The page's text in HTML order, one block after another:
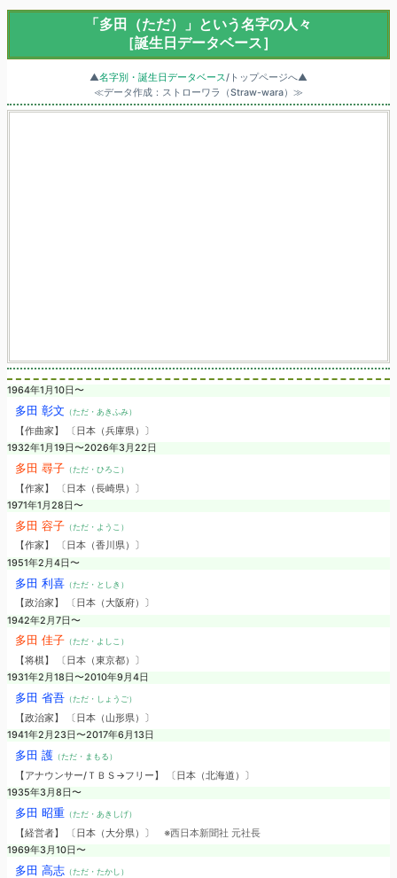
「多田（ただ）」という名字の人々
［誕生日データベース］
▲名字別・誕生日データベース/トップページへ▲
≪データ作成：ストローワラ（Straw-wara）≫
1964年1月10日〜
多田 彰文 （ただ・あきふみ）
【作曲家】 〔日本（兵庫県）〕
1932年1月19日〜2026年3月22日
多田 尋子（ただ・ひろこ）
【作家】 〔日本（長崎県）〕
1971年1月28日〜
多田 容子（ただ・ようこ）
【作家】 〔日本（香川県）〕
1951年2月4日〜
多田 利喜（ただ・としき）
【政治家】 〔日本（大阪府）〕
1942年2月7日〜
多田 佳子（ただ・よしこ）
【将棋】 〔日本（東京都）〕
1931年2月18日〜2010年9月4日
多田 省吾（ただ・しょうご）
【政治家】 〔日本（山形県）〕
1941年2月23日〜2017年6月13日
多田 護 （ただ・まもる）
【アナウンサー/ＴＢＳ→フリー】 〔日本（北海道）〕
1935年3月8日〜
多田 昭重（ただ・あきしげ）
【経営者】 〔日本（大分県）〕 ※西日本新聞社 元社長
1969年3月10日〜
多田 高志（ただ・たかし）